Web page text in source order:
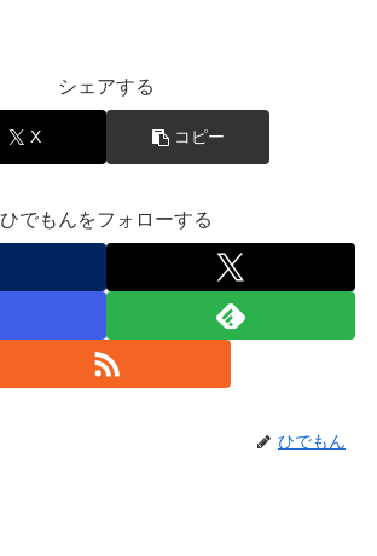
シェアする
X コピー
ひでもんをフォローする
ひでもん